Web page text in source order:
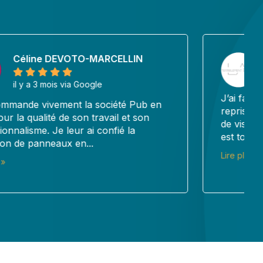
Laurence ARNAUD
il y a 3 mois via Google
J’ai fait appel à Pub en Seri à plusieurs
reprises pour des missions différentes (cartes
de visite, marquage voiture, …) et le résultat
est toujours...